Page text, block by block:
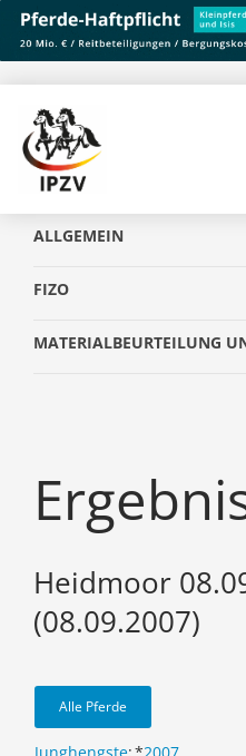
ALLGEMEIN
FIZO
MATERIALBEURTEILUNG
Heidmoor
(08.09.2007)
Alle Pferde